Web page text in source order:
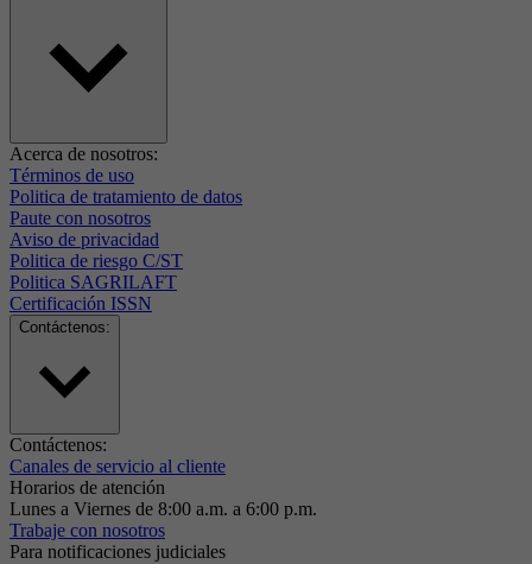
Acerca de nosotros:
Términos de uso
Politica de tratamiento de datos
Paute con nosotros
Aviso de privacidad
Politica de riesgo C/ST
Politica SAGRILAFT
Certificación ISSN
Contáctenos:
Contáctenos:
Canales de servicio al cliente
Horarios de atención
Lunes a Viernes de 8:00 a.m. a 6:00 p.m.
Trabaje con nosotros
Para notificaciones judiciales